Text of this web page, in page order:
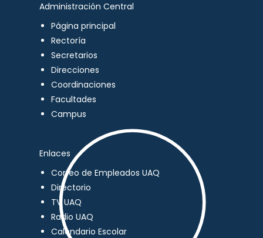
Administración Central
Página principal
Rectoría
Secretarios
Direcciones
Coordinaciones
Facultades
Campus
Enlaces
Correo de Empleados UAQ
Directorio
TV UAQ
Radio UAQ
Calendario Escolar